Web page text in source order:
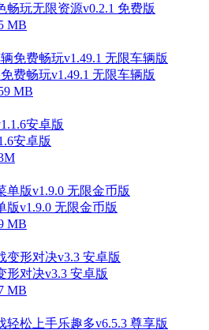
畅玩无限资源v0.2.1 免费版
MB
费畅玩v1.49.1 无限车辆版
MB
安卓版
版v1.9.0 无限金币版
MB
形对决v3.3 安卓版
MB